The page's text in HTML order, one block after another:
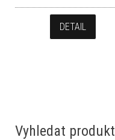
DETAIL
Vyhledat produkt